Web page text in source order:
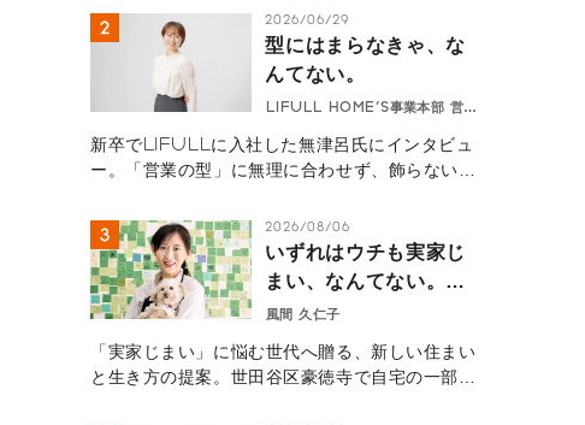
ー。多くの猫を看取り、ペットロスの葛藤、治療
の選択と向き合ってきた体験から「弔いの本質」
を紐解きます。悲しみを自然の摂理と捉え、遺さ
れた人間が前を向いて生きるためのヒントが詰ま
ったメッセージ。
2026/06/29
型にはまらなきゃ、な
んてない。
LIFULL HOME'S事業本部 営業
新卒でLIFULLに入社した無津呂氏にインタビュ
ー。「営業の型」に無理に合わせず、飾らない自
の深い信頼関係を築けるように。「型にはまらな
きゃ、なんてない。」を体現する、若手社員の等
身大なキャリア論。
2026/08/06
いずれはウチも実家じ
まい、なんてない。―
自宅を開いたら、地域
た。豪徳寺の小さなカ
風間 久仁子
「実家じまい」に悩む世代へ贈る、新しい住まい
と生き方の提案。世田谷区豪徳寺で自宅の一部を